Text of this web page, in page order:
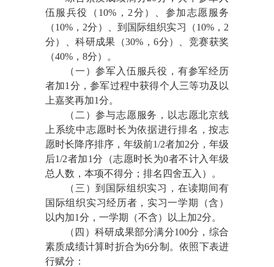
伍服兵役（ 10% ， 2分 ）、参加志愿服务
（10% ， 2分 ）、到国际组织实习（10%，2
分）、科研成果（30% ，6分）、竞赛获奖
（40% ， 8分）。
（一）参军入伍服兵役，有参军经历
者加1 分，参军过程中获得个人三等功及以
上嘉奖再加1分。
（二）参与志愿服务，以志愿北京线
上系统中志愿时长为依据进行排名，按志
愿时长降序排序，年级前1/2者加2分，年级
后1/2者加1分（志愿时长为0者不计入年级
总人数，本项不得分；排名四舍五入）。
（三）到国际组织实习，在读期间有
国际组织实习经历者，实习一学期（含）
以内加1分，一学期（不含）以上加2分。
（四）科研成果部分满分100分，综合
素质成绩计算时折合为6分制。依照下表进
行赋分：